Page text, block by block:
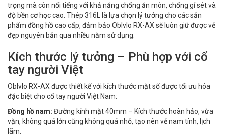
trọng mà còn nổi tiếng với khả năng chống ăn mòn, chống gỉ sét và
độ bền cơ học cao. Thép 316L là lựa chọn lý tưởng cho các sản
phẩm đồng hồ cao cấp, đảm bảo Oblvlo RX-AX sẽ luôn giữ được vẻ
đẹp nguyên bản qua nhiều năm sử dụng.
Kích thước lý tưởng – Phù hợp với cổ
tay người Việt
Oblvlo RX-AX được thiết kế với kích thước mặt số được tối ưu hóa
đặc biệt cho cổ tay người Việt Nam:
Đồng hồ nam: Đường kính mặt 40mm – Kích thước hoàn hảo, vừa
vặn, không quá lớn cũng không quá nhỏ, tạo nên vẻ nam tính, lịch
lãm.